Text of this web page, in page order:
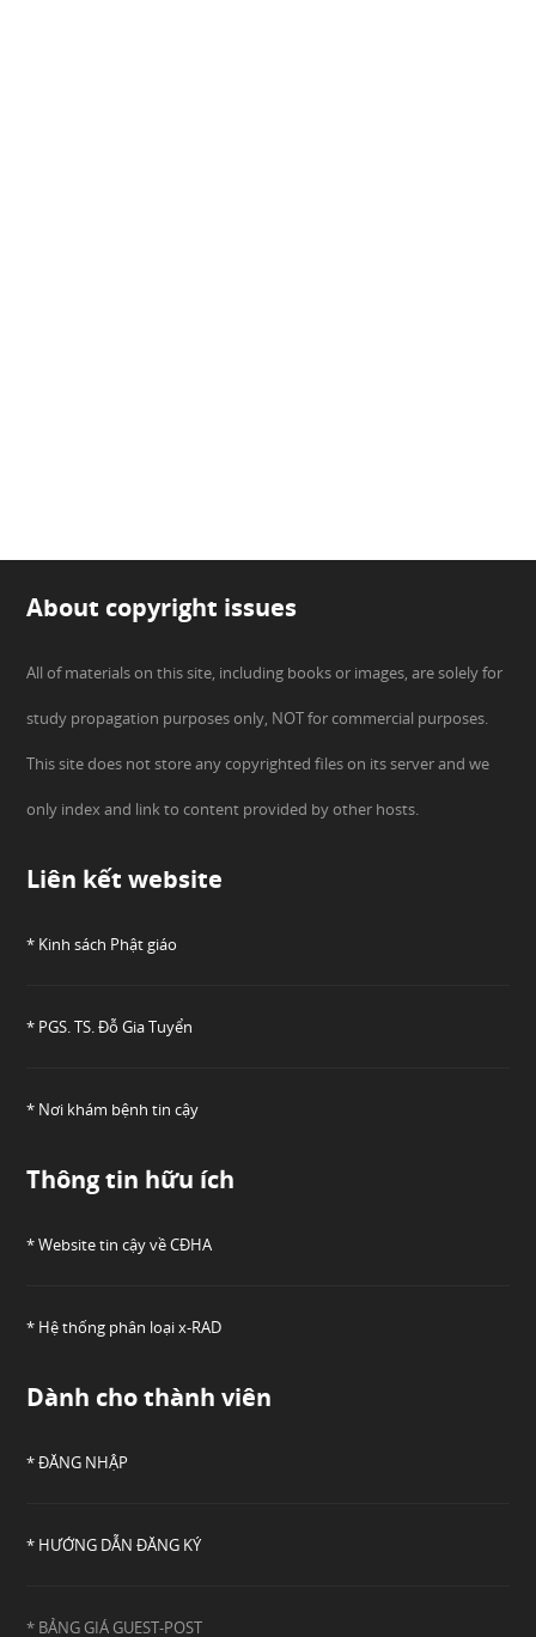
About copyright issues
All of materials on this site, including books or images, are solely for
study propagation purposes only, NOT for commercial purposes.
This site does not store any copyrighted files on its server and we
only index and link to content provided by other hosts.
Liên kết website
* Kinh sách Phật giáo
* PGS. TS. Đỗ Gia Tuyển
* Nơi khám bệnh tin cậy
Thông tin hữu ích
* Website tin cậy về CĐHA
* Hệ thống phân loại x-RAD
Dành cho thành viên
* ĐĂNG NHẬP
* HƯỚNG DẪN ĐĂNG KÝ
* BẢNG GIÁ GUEST-POST